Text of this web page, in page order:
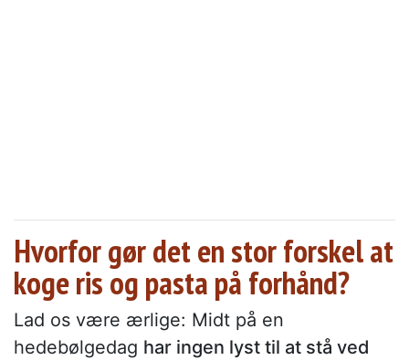
Hvorfor gør det en stor forskel at
koge ris og pasta på forhånd?
Lad os være ærlige: Midt på en
hedebølgedag har ingen lyst til at stå ved